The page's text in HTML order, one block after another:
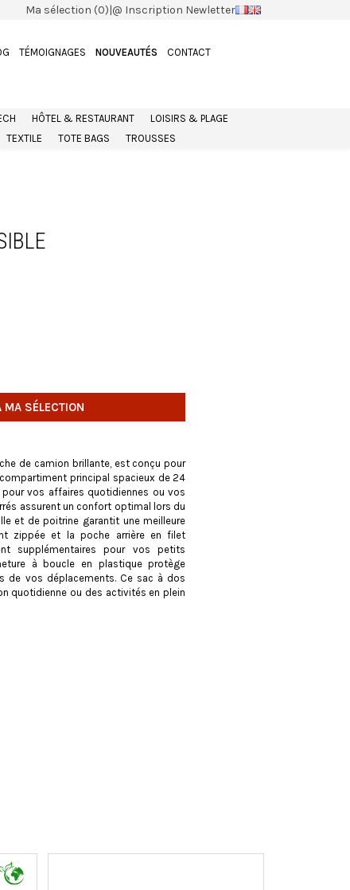
Ma sélection (0)|@ Inscription Newletter
TÉMOIGNAGES NOUVEAUTÉS CONTACT
HÔTEL & RESTAURANT
LOISIRS & PLAGE
TEXTILE TOTE BAGS TROUSSES
MA SÉLECTION
de camion brillante, est conçu pour
principal spacieux de 24
vos affaires quotidiennes ou vos
assurent un confort optimal lors du
et de poitrine garantit une meilleure
zippée et la poche arrière en filet
supplémentaires pour vos petits
à boucle en plastique protège
de vos déplacements. Ce sac à dos
quotidienne ou des activités en plein